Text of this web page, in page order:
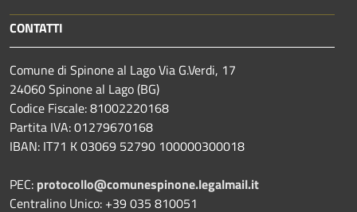
CONTATTI
Comune di Spinone al Lago Via G.Verdi, 17
24060 Spinone al Lago (BG)
Codice Fiscale: 81002220168
Partita IVA: 01279670168
IBAN: IT71 K 03069 52790 100000300018
PEC: protocollo@comunespinone.legalmail.it
Centralino Unico: +39 035 810051